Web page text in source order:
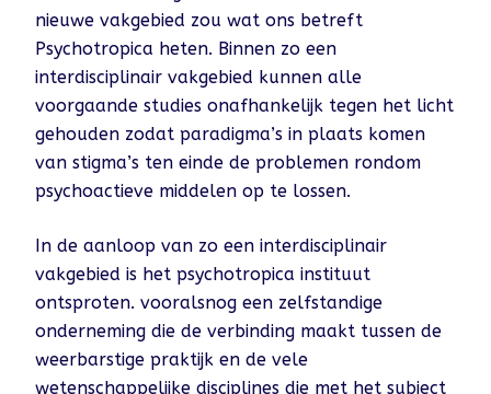
nieuwe vakgebied zou wat ons betreft
Psychotropica heten. Binnen zo een
interdisciplinair vakgebied kunnen alle
voorgaande studies onafhankelijk tegen het licht
gehouden zodat paradigma’s in plaats komen
van stigma’s ten einde de problemen rondom
psychoactieve middelen op te lossen.
In de aanloop van zo een interdisciplinair
vakgebied is het psychotropica instituut
ontsproten. vooralsnog een zelfstandige
onderneming die de verbinding maakt tussen de
weerbarstige praktijk en de vele
wetenschappelijke disciplines die met het subject